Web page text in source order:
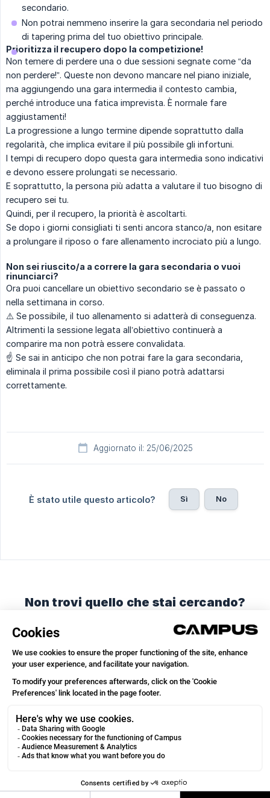
secondario.
Non potrai nemmeno inserire la gara secondaria nel periodo
di tapering prima del tuo obiettivo principale.
Prioritizza il recupero dopo la competizione!
Non temere di perdere una o due sessioni segnate come “da
non perdere!”. Queste non devono mancare nel piano iniziale,
ma aggiungendo una gara intermedia il contesto cambia,
perché introduce una fatica imprevista. È normale fare
aggiustamenti!
La progressione a lungo termine dipende soprattutto dalla
regolarità, che implica evitare il più possibile gli infortuni.
I tempi di recupero dopo questa gara intermedia sono indicativi
e devono essere prolungati se necessario.
E soprattutto, la persona più adatta a valutare il tuo bisogno di
recupero sei tu.
Quindi, per il recupero, la priorità è ascoltarti.
Se dopo i giorni consigliati ti senti ancora stanco/a, non esitare
a prolungare il riposo o fare allenamento incrociato più a lungo.
Non sei riuscito/a a correre la gara secondaria o vuoi
rinunciarci?
Ora puoi cancellare un obiettivo secondario se è passato o
nella settimana in corso.
⚠️ Se possibile, il tuo allenamento si adatterà di conseguenza.
Altrimenti la sessione legata all’obiettivo continuerà a
comparire ma non potrà essere convalidata.
☝️ Se sai in anticipo che non potrai fare la gara secondaria,
eliminala il prima possibile così il piano potrà adattarsi
correttamente.
Aggiornato il: 25/06/2025
È stato utile questo articolo? Sì No
Non trovi quello che stai cercando?
Chatta con noi o inviaci un'email.
Chatta con noi Inviaci un'email
© 2026
We run on Crisp Knowledge
Running & Trail